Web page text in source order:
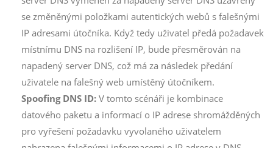
se změněnými položkami autentických webů s falešnými
IP adresami útočníka. Když tedy uživatel předá požadavek
místnímu DNS na rozlišení IP, bude přesměrován na
napadený server DNS, což má za následek předání
uživatele na falešný web umístěný útočníkem.
Spoofing DNS ID: V tomto scénáři je kombinace
datového paketu a informací o IP adrese shromážděných
pro vyřešení požadavku vyvolaného uživatelem